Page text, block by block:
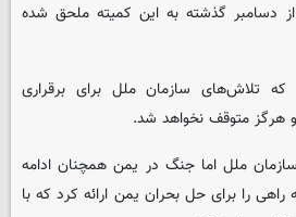
دسامبر گذشته به این کمیته ملحق شده
که تلاش‌های سازمان ملل برای برقراری
هرگز متوقف نخواهد شد.
ملل اما جنگ در یمن همچنان ادامه
راهی را برای حل بحران یمن ارائه کرد که با